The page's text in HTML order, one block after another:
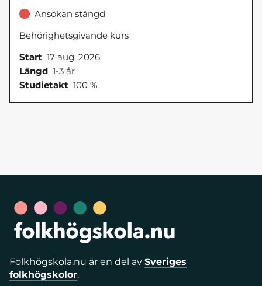
Ansökan stängd
Behörighetsgivande kurs
Start 17 aug. 2026
Längd 1-3 år
Studietakt 100 %
Folkhögskola.nu är en del av Sveriges
folkhögskolor.